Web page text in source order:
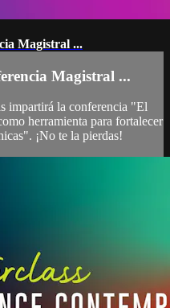
Magistral ...
Magistral ...
impartirá la conferencia "El
herramienta para fortalecer
¡No te la pierdas!